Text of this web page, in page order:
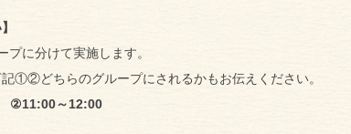
プに分けて実施します。
①②どちらのグループにされるかもお伝えください。
②11:00～12:00